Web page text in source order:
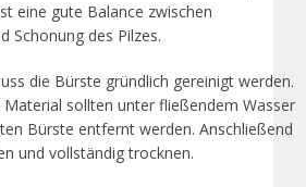
eine gute Balance zwischen
Schonung des Pilzes.
die Bürste gründlich gereinigt werden.
Material sollten unter fließendem Wasser
Bürste entfernt werden. Anschließend
und vollständig trocknen.